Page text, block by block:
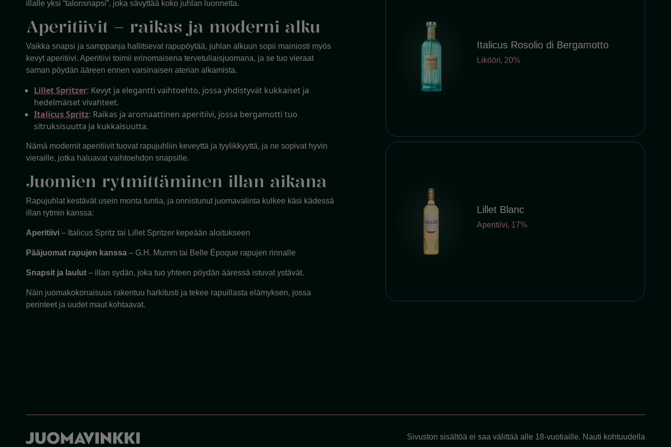
illalle yksi “talonsnapsi”, joka sävyttää koko juhlan luonnetta.
Aperitiivit – raikas ja moderni alku
Vaikka snapsi ja samppanja hallitsevat rapupöytää, juhlan alkuun sopii mainiosti myös
kevyt aperitiivi. Aperitiivi toimii erinomaisena tervetuliaisjuomana, ja se tuo vieraat
saman pöydän ääreen ennen varsinaisen aterian alkamista.
Lillet Spritzer: Kevyt ja elegantti vaihtoehto, jossa yhdistyvät kukkaiset ja
hedelmäiset vivahteet.
Italicus Spritz: Raikas ja aromaattinen aperitiivi, jossa bergamotti tuo
sitruksisuutta ja kukkaisuutta.
Nämä modernit aperitiivit tuovat rapujuhliin keveyttä ja tyylikkyyttä, ja ne sopivat hyvin
vieraille, jotka haluavat vaihtoehdon snapsille.
Juomien rytmittäminen illan aikana
Rapujuhlat kestävät usein monta tuntia, ja onnistunut juomavalinta kulkee käsi kädessä
illan rytmin kanssa:
Aperitiivi – Italicus Spritz tai Lillet Spritzer kepeään aloitukseen
Pääjuomat rapujen kanssa – G.H. Mumm tai Belle Époque rapujen rinnalle
Snapsit ja laulut – illan sydän, joka tuo yhteen pöydän ääressä istuvat ystävät.
Näin juomakokonaisuus rakentuu harkitusti ja tekee rapuillasta elämyksen, jossa
perinteet ja uudet maut kohtaavat.
Italicus Rosolio di Bergamotto
Likööri, 20%
Lillet Blanc
Aperitiivi, 17%
Sivuston sisältöä ei saa välittää alle 18-vuotiaille. Nauti kohtuudella